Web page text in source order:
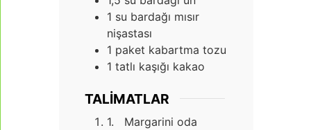
1 su bardağı mısır
nişastası
1 paket kabartma tozu
1 tatlı kaşığı kakao
TALIMATLAR
1. Margarini oda